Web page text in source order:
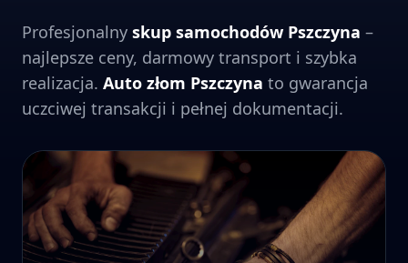
Profesjonalny skup samochodów Pszczyna –
najlepsze ceny, darmowy transport i szybka
realizacja. Auto złom Pszczyna to gwarancja
uczciwej transakcji i pełnej dokumentacji.